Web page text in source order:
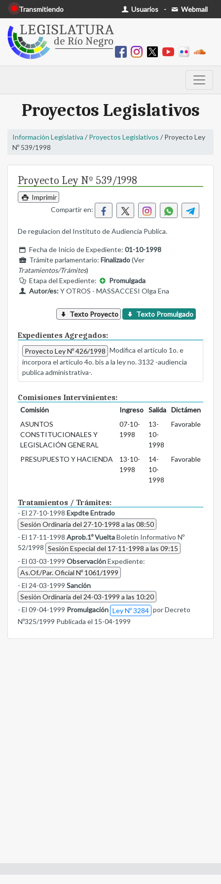
Transmitiendo Usuarios - Webmail
Proyectos Legislativos
Información Legislativa / Proyectos Legislativos / Proyecto Ley
Nº 539/1998
Proyecto Ley Nº 539/1998
Imprimir
Compartir en:
De regulacion del Instituto de Audiencia Publica.
Fecha de Inicio de Expediente: 01-10-1998
Trámite parlamentario: Finalizado(Ver
Tratamientos/Trámites)
Etapa del Expediente:
Promulgada
Autor/es:Y OTROS - MASSACCESI Olga Ena
Texto Proyecto Texto Promulgado
Expedientes Agregados:
Proyecto Ley Nº 426/1998 Modifica el articulo 1o. e
incorpora el articulo 4o. bis a la ley no. 3132 -audiencia
publica administrativa-.
Comisiones Intervinientes:
Comisión Ingreso Salida
Dictámen
ASUNTOS
CONSTITUCIONALES Y
LEGISLACIÓN GENERAL
07-10-
1998
13-
10-
1998
Favorable
PRESUPUESTO Y HACIENDA
13-10-
1998
14-
10-
1998
Favorable
Tratamientos / Trámites:
- El 27-10-1998 Expdte Entrado
Sesión Ordinaria del 27-10-1998 a las 08:50
- El 17-11-1998 Aprob.1º VueltaBoletín Informativo Nº
52/1998 Sesión Especial del 17-11-1998 a las 09:15
- El 03-03-1999 ObservaciónExpediente:
As.Of./Par. Oficial Nº 1061/1999
- El 24-03-1999 Sanción
Sesión Ordinaria del 24-03-1999 a las 10:20
- El 09-04-1999 Promulgación Ley Nº 3284 por Decreto
Nº325/1999 Publicada el 15-04-1999